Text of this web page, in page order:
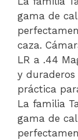
gama de
caza.
LR a .44
y
práctica
La familia
gama de